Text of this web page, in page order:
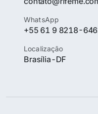
WhatsApp
+55 61 9 8218-
Localização
Brasília-DF